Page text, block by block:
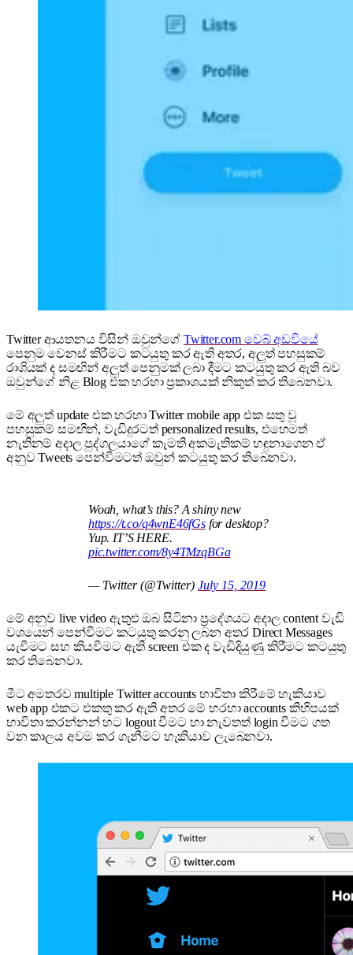
Twitter ආයතනය විසින් ඔවුන්ගේ Twitter.com වෙබ් අඩවියේ
පෙනුම වෙනස් කිරීමට කටයුතු කර ඇති අතර, අලුත් පහසුකම්
රාශියක් ද සමඟින් අලුත් පෙනුමක් ලබා දීමට කටයුතු කර ඇති බව
ඔවුන්ගේ නිළ Blog එක හරහා ප්‍රකාශයක් නිකුත් කර තිබෙනවා.
මේ අලුත් update එක හරහා Twitter mobile app එක සතු වූ
පහසුකම් සමඟින්, වැඩිදුරටත් personalized results, එහෙමත්
නැතිනම් අදාල පුද්ගලයාගේ කැමති අකමැතිකම් හඳුනාගෙන ඒ
අනුව Tweets පෙන්වීමටත් ඔවුන් කටයුතු කර තිබෙනවා.
Woah, what’s this? A shiny new
https://t.co/q4wnE46fGsfor desktop?
Yup. IT’S HERE.
pic.twitter.com/8y4TMzqBGa
— Twitter (@Twitter) July 15, 2019
මේ අනුව live video ඇතුළු ඔබ සිටිනා ප්‍රදේශයට අදාල content වැඩි
වශයෙන් පෙන්වීමට කටයුතු කරනු ලබන අතර Direct Messages
යැවීමට සහ කියවීමට ඇති screen එක ද වැඩිදියුණු කිරීමට කටයුතු
කර තිබෙනවා.
මීට අමතරව multiple Twitter accounts භාවිතා කිරීමේ හැකියාව
web app එකට එකතු කර ඇති අතර මේ හරහා accounts කිහිපයක්
භාවිතා කරන්නන් හට logout වීමට හා නැවතත් login වීමට ගත
වන කාලය අවම කර ගැනීමට හැකියාව ලැබෙනවා.